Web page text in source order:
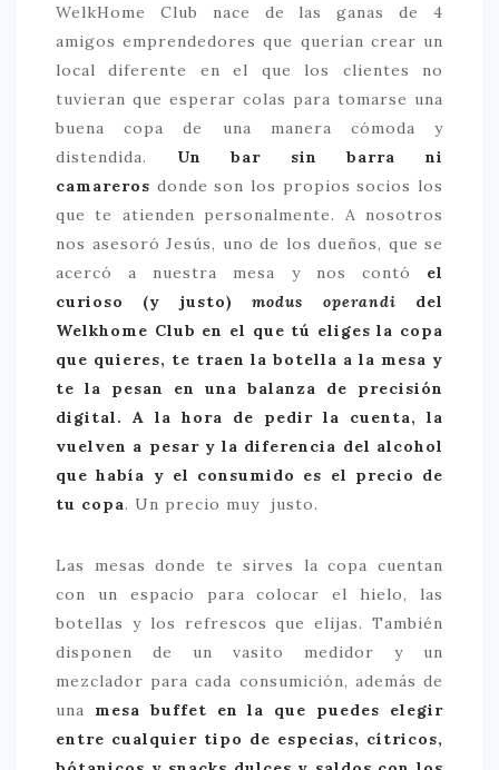
WelkHome Club nace de las ganas de 4
amigos emprendedores que querían crear un
local diferente en el que los clientes no
tuvieran que esperar colas para tomarse una
buena copa de una manera cómoda y
distendida. Un bar sin barra ni
camareros donde son los propios socios los
que te atienden personalmente. A nosotros
nos asesoró Jesús, uno de los dueños, que se
acercó a nuestra mesa y nos contó el
curioso (y justo)modus operandi del
Welkhome Club en el que tú eliges la copa
que quieres, te traen la botella a la mesa y
te la pesan en una balanza de precisión
digital. A la hora de pedir la cuenta, la
vuelven a pesar y la diferencia del alcohol
que había y el consumido es el precio de
tu copa. Un precio muy justo.
Las mesas donde te sirves la copa cuentan
con un espacio para colocar el hielo, las
botellas y los refrescos que elijas. También
disponen de un vasito medidor y un
mezclador para cada consumición, además de
una mesa buffet en la que puedes elegir
entre cualquier tipo de especias, cítricos,